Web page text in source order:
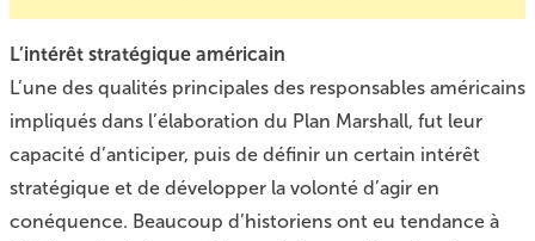
L’intérêt stratégique américain
L’une des qualités principales des responsables américains
impliqués dans l’élaboration du Plan Marshall, fut leur
capacité d’anticiper, puis de définir un certain intérêt
stratégique et de développer la volonté d’agir en
conéquence. Beaucoup d’historiens ont eu tendance à